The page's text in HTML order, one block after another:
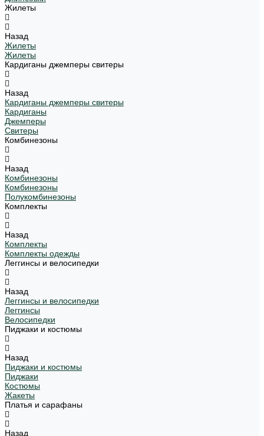
Жилеты
Назад
Жилеты
Жилеты
Кардиганы джемперы свитеры
Назад
Кардиганы джемперы свитеры
Кардиганы
Джемперы
Свитеры
Комбинезоны
Назад
Комбинезоны
Комбинезоны
Полукомбинезоны
Комплекты
Назад
Комплекты
Комплекты одежды
Леггинсы и велосипедки
Назад
Леггинсы и велосипедки
Леггинсы
Велосипедки
Пиджаки и костюмы
Назад
Пиджаки и костюмы
Пиджаки
Костюмы
Жакеты
Платья и сарафаны
Назад